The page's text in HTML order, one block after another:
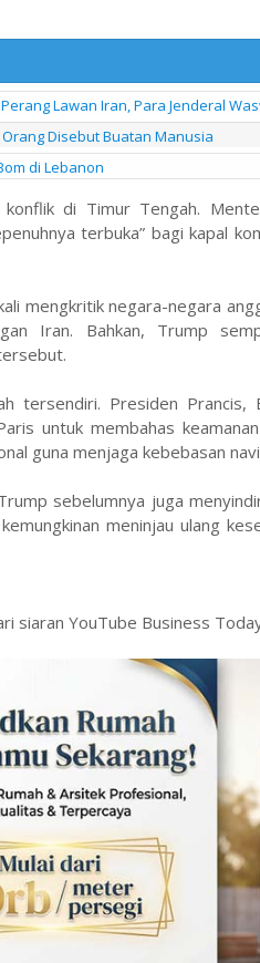
Lawan Iran, Para Jenderal
Disebut Buatan Manusia
di Lebanon
di Timur Tengah.
terbuka” bagi kapal
mengkritik negara-negara
Iran. Bahkan, Trump
tersendiri. Presiden Prancis,
untuk membahas
guna menjaga kebebasan
sebelumnya juga
meninjau ulang
siaran YouTube Business